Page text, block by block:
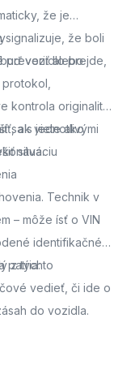
že je
signalizuje, že boli
preveriť alebo
vozidlo prejde,
kontrola originality
ak viete ako
situáciu
sa s jednotlivými
Technik v
– môže ísť o VIN
identifikačné
z týchto
vedieť, či ide o
do vozidla.
patria: